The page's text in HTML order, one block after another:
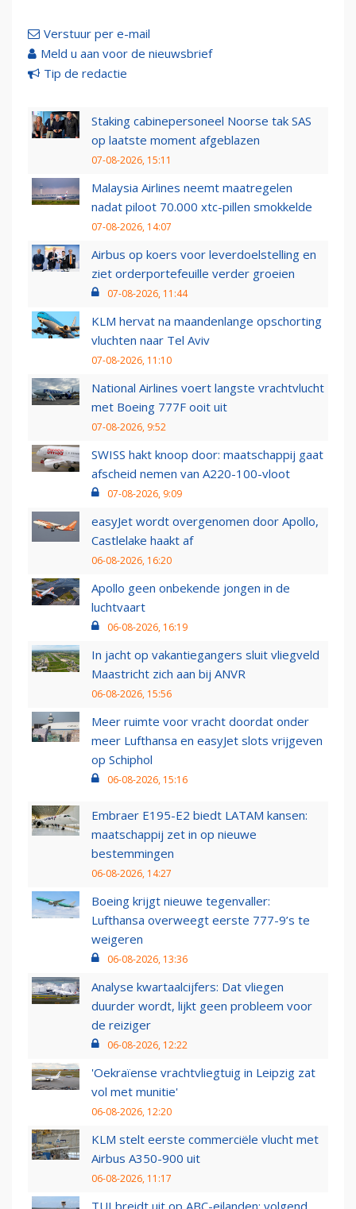
Verstuur per e-mail
Meld u aan voor de nieuwsbrief
Tip de redactie
Staking cabinepersoneel Noorse tak SAS
op laatste moment afgeblazen
07-08-2026, 15:11
Malaysia Airlines neemt maatregelen
nadat piloot 70.000 xtc-pillen smokkelde
07-08-2026, 14:07
Airbus op koers voor leverdoelstelling en
ziet orderportefeuille verder groeien
07-08-2026, 11:44
KLM hervat na maandenlange opschorting
vluchten naar Tel Aviv
07-08-2026, 11:10
National Airlines voert langste vrachtvlucht
met Boeing 777F ooit uit
07-08-2026, 9:52
SWISS hakt knoop door: maatschappij gaat
afscheid nemen van A220-100-vloot
07-08-2026, 9:09
easyJet wordt overgenomen door Apollo,
Castlelake haakt af
06-08-2026, 16:20
Apollo geen onbekende jongen in de
luchtvaart
06-08-2026, 16:19
In jacht op vakantiegangers sluit vliegveld
Maastricht zich aan bij ANVR
06-08-2026, 15:56
Meer ruimte voor vracht doordat onder
meer Lufthansa en easyJet slots vrijgeven
op Schiphol
06-08-2026, 15:16
Embraer E195-E2 biedt LATAM kansen:
maatschappij zet in op nieuwe
bestemmingen
06-08-2026, 14:27
Boeing krijgt nieuwe tegenvaller:
Lufthansa overweegt eerste 777-9’s te
weigeren
06-08-2026, 13:36
Analyse kwartaalcijfers: Dat vliegen
duurder wordt, lijkt geen probleem voor
de reiziger
06-08-2026, 12:22
'Oekraïense vrachtvliegtuig in Leipzig zat
vol met munitie'
06-08-2026, 12:20
KLM stelt eerste commerciële vlucht met
Airbus A350-900 uit
06-08-2026, 11:17